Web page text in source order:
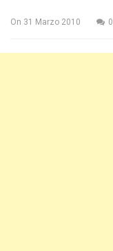
On 31 Marzo 2010 0